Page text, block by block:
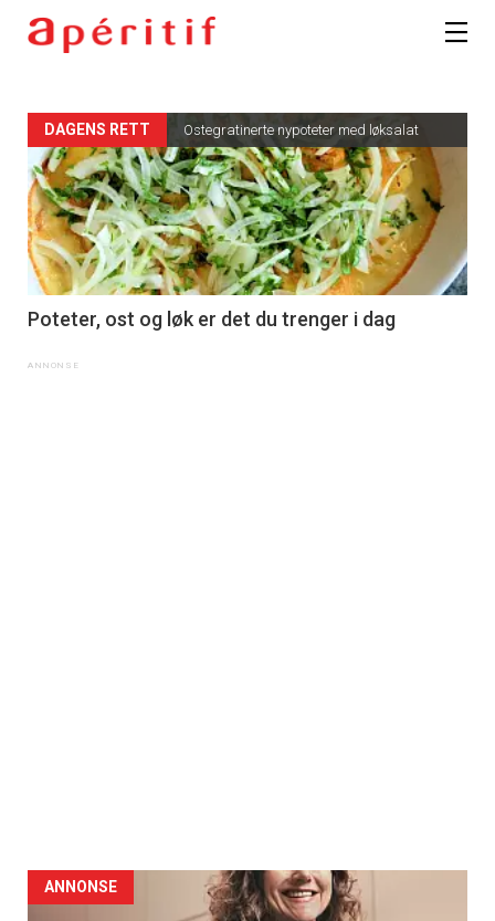
DAGENS RETT Ostegratinerte nypoteter med løksalat
Poteter, ost og løk er det du trenger i dag
ANNONSE